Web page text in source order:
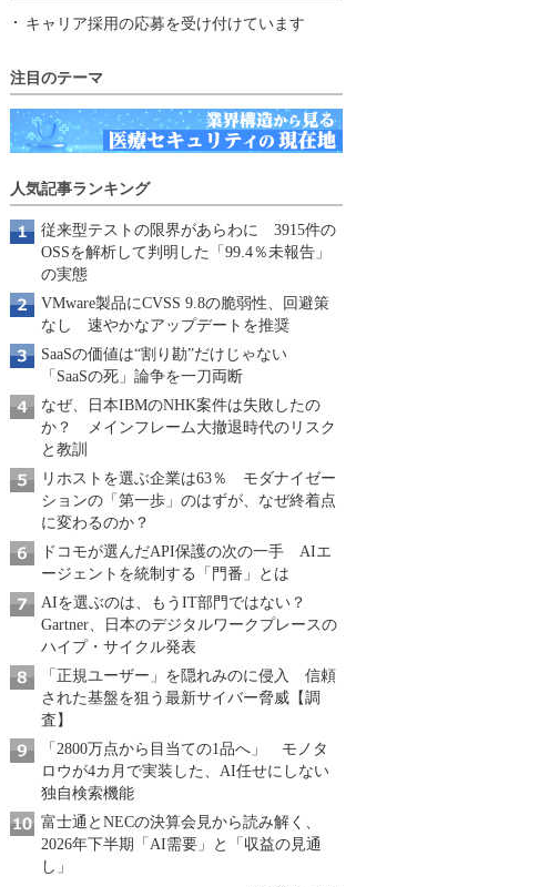
キャリア採用の応募を受け付けています
注目のテーマ
人気記事ランキング
従来型テストの限界があらわに 3915件の
OSSを解析して判明した「99.4％未報告」
の実態
VMware製品にCVSS 9.8の脆弱性、回避策
なし 速やかなアップデートを推奨
SaaSの価値は“割り勘”だけじゃない
「SaaSの死」論争を一刀両断
なぜ、日本IBMのNHK案件は失敗したの
か？ メインフレーム大撤退時代のリスク
と教訓
リホストを選ぶ企業は63％ モダナイゼー
ションの「第一歩」のはずが、なぜ終着点
に変わるのか？
ドコモが選んだAPI保護の次の一手 AIエ
ージェントを統制する「門番」とは
AIを選ぶのは、もうIT部門ではない？
Gartner、日本のデジタルワークプレースの
ハイプ・サイクル発表
「正規ユーザー」を隠れみのに侵入 信頼
された基盤を狙う最新サイバー脅威【調
査】
「2800万点から目当ての1品へ」 モノタ
ロウが4カ月で実装した、AI任せにしない
独自検索機能
富士通とNECの決算会見から読み解く、
2026年下半期「AI需要」と「収益の見通
し」